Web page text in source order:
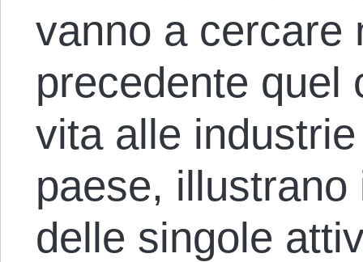
vanno a cercare
precedente quel
vita alle
paese,
delle singole